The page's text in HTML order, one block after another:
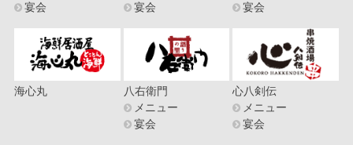
宴会
宴会
宴会
海心丸
八右衛門
メニュー
宴会
心八剣伝
メニュー
宴会